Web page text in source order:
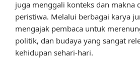
juga menggali konteks dan makna
peristiwa. Melalui berbagai karya
mengajak pembaca untuk
politik, dan budaya yang sangat
kehidupan sehari-hari.